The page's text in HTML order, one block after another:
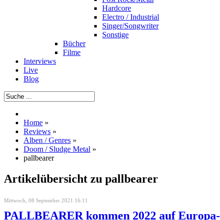
Hardcore
Electro / Industrial
Singer/Songwriter
Sonstige
Bücher
Filme
Interviews
Live
Blog
Home »
Reviews »
Alben / Genres »
Doom / Sludge Metal »
pallbearer
Artikelübersicht zu pallbearer
Mittwoch, 08 September 2021 16:11
PALLBEARER kommen 2022 auf